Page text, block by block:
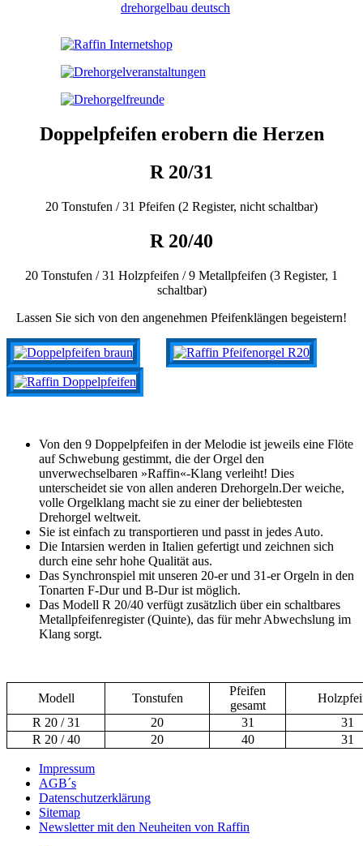
Doppelpfeifen erobern die Herzen
R 20/31
20 Tonstufen / 31 Pfeifen (2 Register, nicht schaltbar)
R 20/40
20 Tonstufen / 31 Holzpfeifen / 9 Metallpfeifen (3 Register, 1
schaltbar)
Lassen Sie sich von den angenehmen Pfeifenklängen begeistern!
Von den 9 Doppelpfeifen in der Melodie ist jeweils eine Flöte
auf Schwebung gestimmt, die der Orgel den
unverwechselbaren »Raffin«-Klang verleiht! Dies
unterscheidet sie von allen anderen Drehorgeln.Der weiche,
volle Orgelklang macht sie zu einer der beliebtesten
Drehorgel weltweit.
Sie ist einfach zu transportieren und passt in jedes Auto.
Die Intarsien werden in Italien gefertigt und zeichnen sich
durch eine sehr hohe Qualität aus.
Das Synchronspiel mit unseren 20-er und 31-er Orgeln in den
Tonarten F-Dur und B-Dur ist möglich.
Das Modell R 20/40 verfügt zusätzlich über ein schaltbares
Metallpfeifenregister (Quinte), das für mehr Abwechslung im
Klang sorgt.
Modell Tonstufen
Pfeifen
gesamt
R 20 / 31
20 31
31
R 20 / 40
20 40 31
Impressum
AGB´s
Datenschutzerklärung
Sitemap
Newsletter mit den Neuheiten von Raffin